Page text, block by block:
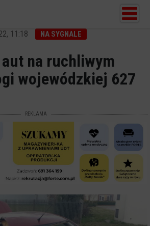
11:18 NA SYGNALE
na ruchliwym
wojewódzkiej 627
REKLAMA